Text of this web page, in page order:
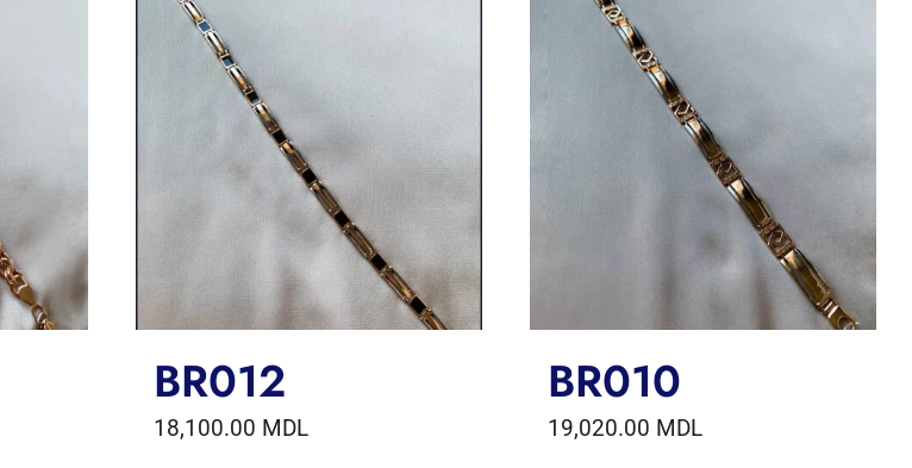
BR012
18,100.00 MDL
BR010
19,020.00 MDL